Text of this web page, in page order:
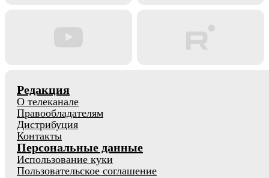
Редакция
О телеканале
Правообладателям
Дистрибуция
Контакты
Персональные данные
Использование куки
Пользовательское соглашение